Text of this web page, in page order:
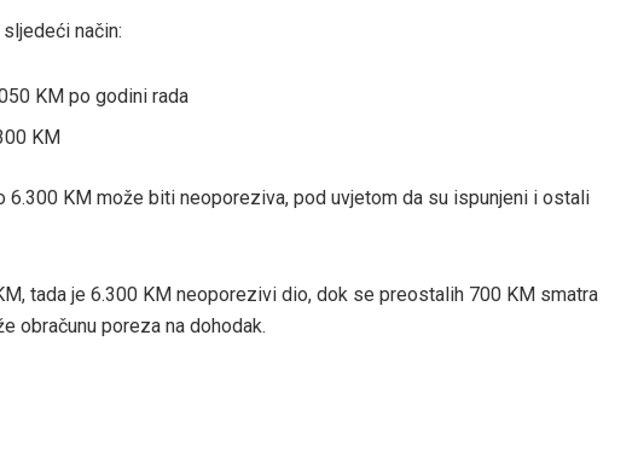
način:
KM po godini rada
KM
6.300 KM može biti neoporeziva, pod uvjetom da su ispunjeni i ostali
tada je 6.300 KM neoporezivi dio, dok se preostalih 700 KM smatra
obračunu poreza na dohodak.